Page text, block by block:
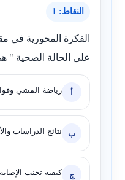
النقاط: 1
الفكرة المحورية في
على الحالة الصحية "
أ رياضة المشي
ب نتائج الدراسات
ج كيفية تجنب